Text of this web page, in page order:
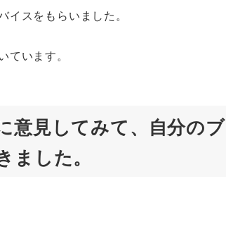
スをもらいました。
います。
意見してみて、自分のブ
した。